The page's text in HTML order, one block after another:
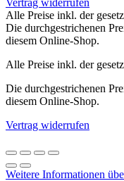
Vertrag widerrufen
Alle Preise inkl. der
Die durchgestrichenen
diesem Online-Shop.
Alle Preise inkl. der
Die durchgestrichenen
diesem Online-Shop.
Vertrag widerrufen
Weitere Informationen